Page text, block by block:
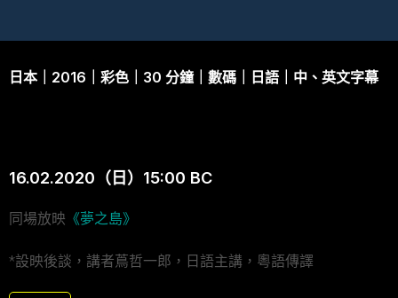
日本｜2016｜彩色｜30 分鐘｜數碼｜日語｜中、英文字幕
16.02.2020（日）15:00 BC
同場放映 《夢之島》
*設映後談，講者蔦哲一郎，日語主講，粵語傳譯